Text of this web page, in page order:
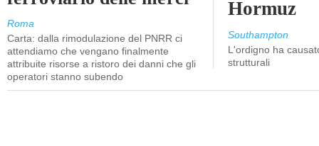
Roma
Carta: dalla rimodulazione del PNRR ci
attendiamo che vengano finalmente
attribuite risorse a ristoro dei danni che gli
operatori stanno subendo
Hormuz
Southampton
L'ordigno ha
strutturali